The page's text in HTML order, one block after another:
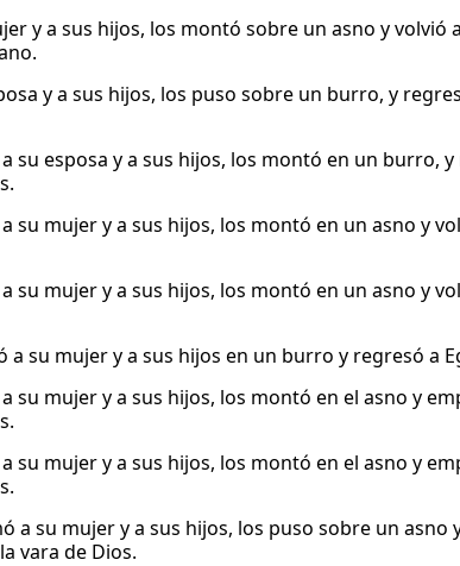
y a sus hijos, los montó sobre un asno y
y a sus hijos, los puso sobre un burro, y
su esposa y a sus hijos, los montó en un burro,
su mujer y a sus hijos, los montó en un asno y
su mujer y a sus hijos, los montó en un asno y
a su mujer y a sus hijos en un burro y regresó a
su mujer y a sus hijos, los montó en el asno y
su mujer y a sus hijos, los montó en el asno y
a su mujer y a sus hijos, los puso sobre un
vara de Dios.